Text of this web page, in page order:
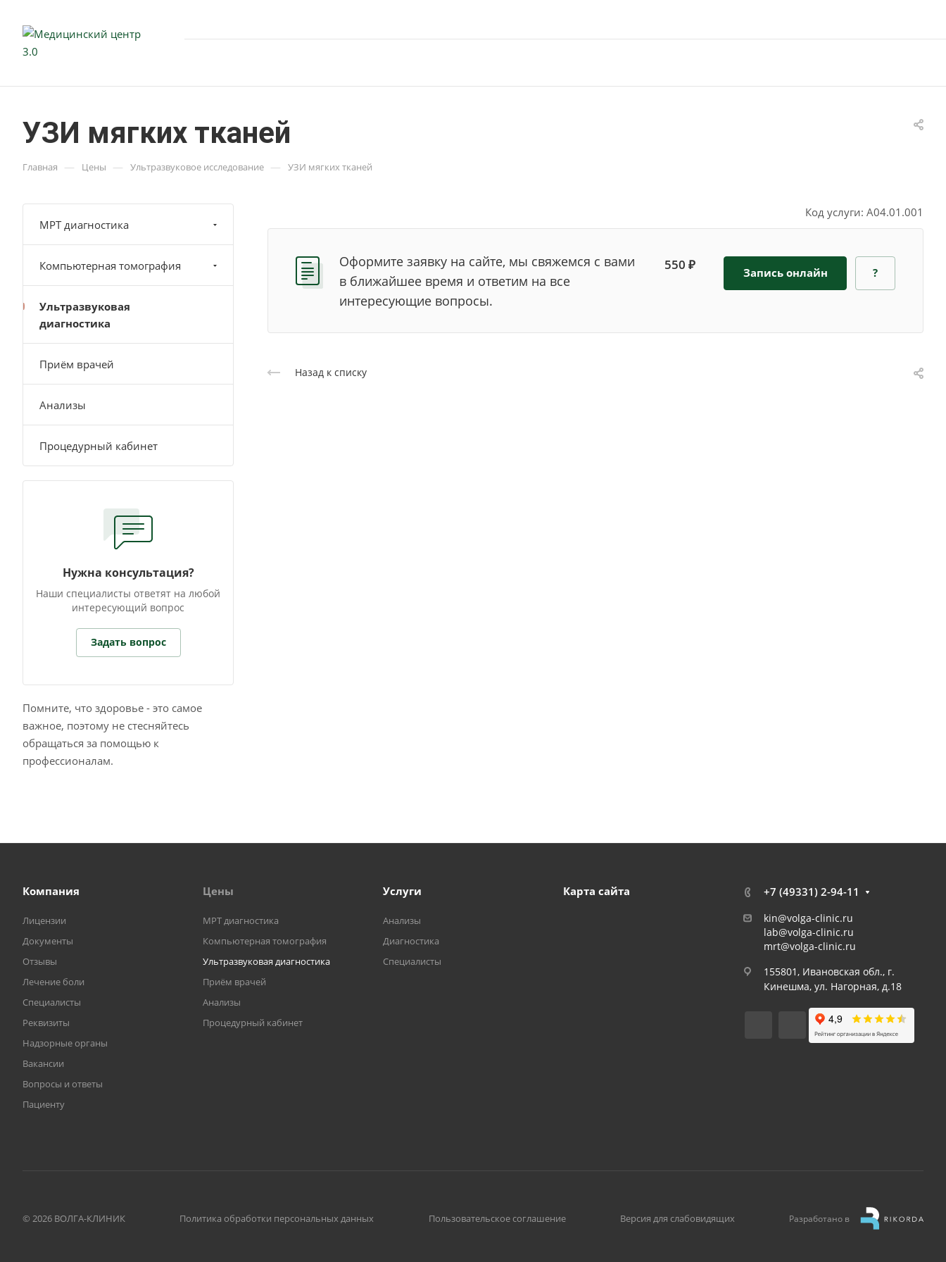
УЗИ мягких тканей
Главная — Цены — Ультразвуковое исследование — УЗИ мягких тканей
Код услуги: A04.01.001
Оформите заявку на сайте, мы свяжемся с вами
в ближайшее время и ответим на все
интересующие вопросы.
550 ₽ Запись онлайн ?
Назад к списку
МРТ диагностика
Компьютерная томография
Ультразвуковая
диагностика
Приём врачей
Анализы
Процедурный кабинет
Нужна консультация?
Наши специалисты ответят на любой
интересующий вопрос
Задать вопрос
Помните, что здоровье - это самое
важное, поэтому не стесняйтесь
обращаться за помощью к
профессионалам.
Компания
Лицензии
Документы
Отзывы
Лечение боли
Специалисты
Реквизиты
Надзорные органы
Вакансии
Вопросы и ответы
Пациенту
Цены
МРТ диагностика
Компьютерная томография
Ультразвуковая диагностика
Приём врачей
Анализы
Процедурный кабинет
Услуги
Анализы
Диагностика
Специалисты
Карта сайта +7 (49331) 2-94-11
kin@volga-clinic.ru
lab@volga-clinic.ru
mrt@volga-clinic.ru
155801, Ивановская обл., г.
Кинешма, ул. Нагорная, д.18
© 2026 ВОЛГА-КЛИНИК Политика обработки персональных данных Пользовательское соглашение Версия для слабовидящих Разработано в